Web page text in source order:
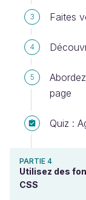
3 Faites
4
5
page
Quiz :
PARTIE 4
Utilisez des
CSS